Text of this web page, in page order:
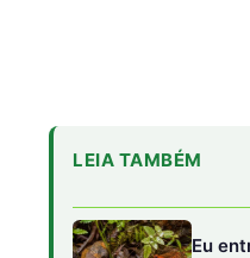
local
Degradação